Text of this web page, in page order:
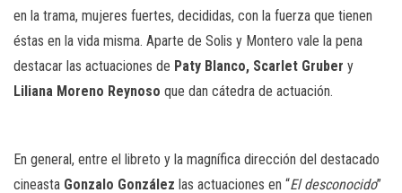
en la trama, mujeres fuertes, decididas, con la fuerza que tienen
éstas en la vida misma. Aparte de Solis y Montero vale la pena
destacar las actuaciones de Paty Blanco, Scarlet Gruber y
Liliana Moreno Reynoso que dan cátedra de actuación.
En general, entre el libreto y la magnífica dirección del destacado
cineasta Gonzalo González las actuaciones en “El desconocido”